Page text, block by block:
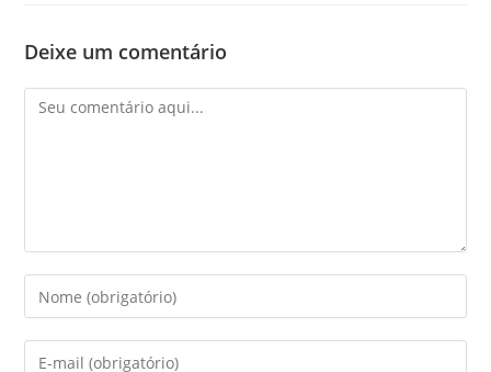
Deixe um comentário